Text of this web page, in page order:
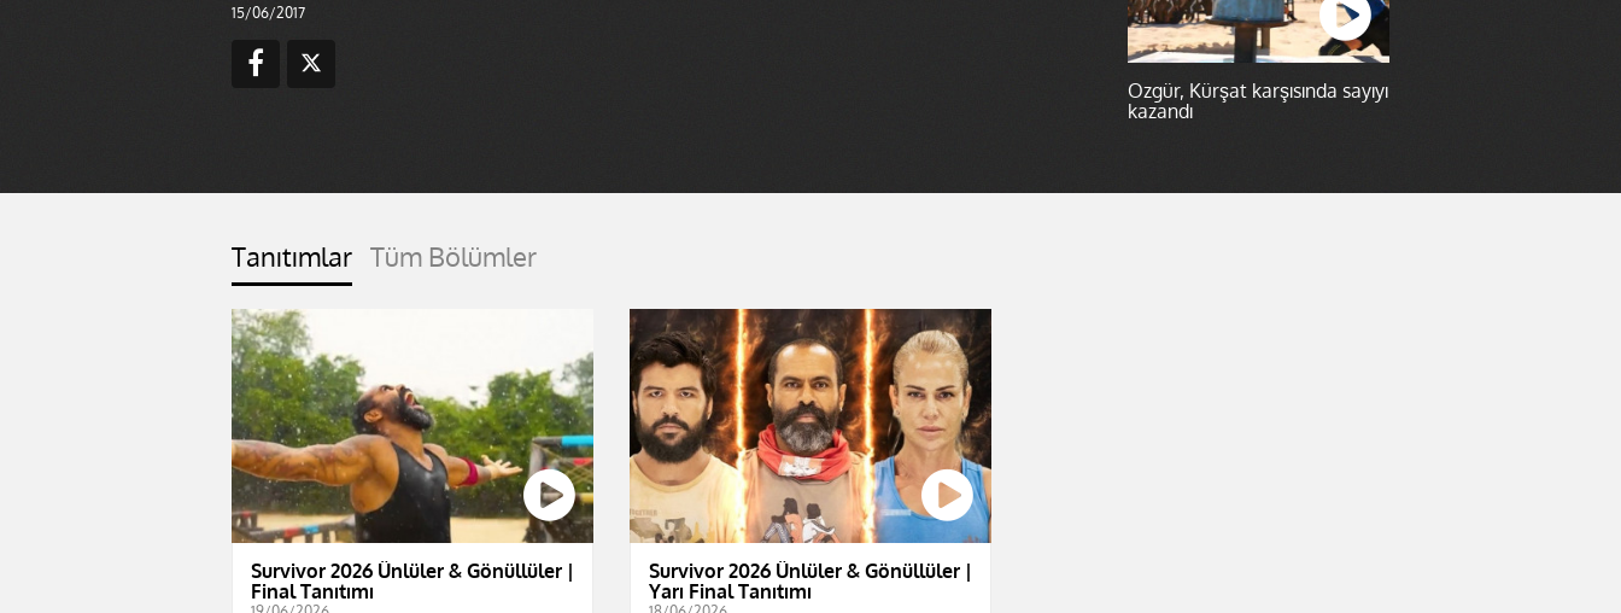
15/06/2017
Özgür, Kürşat karşısında sayıyı
kazandı
Tanıtımlar Tüm Bölümler
Survivor 2026 Ünlüler & Gönüllüler |
Final Tanıtımı
Survivor 2026 Ünlüler & Gönüllüler |
Yarı Final Tanıtımı